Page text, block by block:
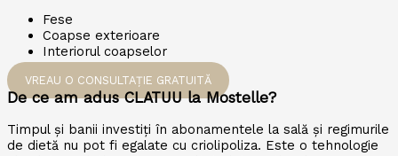
Fese
Coapse exterioare
Interiorul coapselor
VREAU O CONSULTAȚIE GRATUITĂ
De ce am adus CLATUU la Mostelle?
Timpul și banii investiți în abonamentele la sală și regimurile
de dietă nu pot fi egalate cu criolipoliza. Este o tehnologie